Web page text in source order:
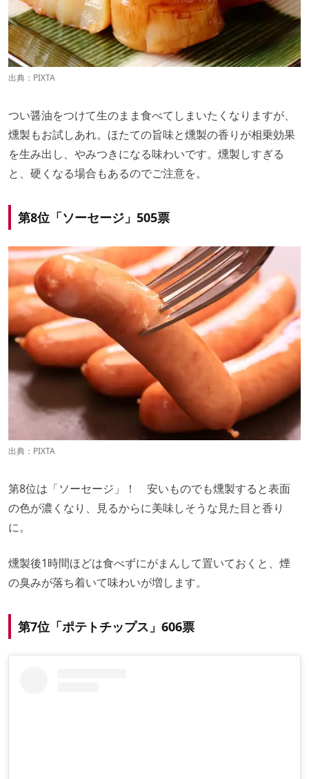
出典：PIXTA
つい醤油をつけて生のまま食べてしまいたくなりますが、
燻製もお試しあれ。ほたての旨味と燻製の香りが相乗効果
を生み出し、やみつきになる味わいです。燻製しすぎる
と、硬くなる場合もあるのでご注意を。
第8位「ソーセージ」505票
出典：PIXTA
第8位は「ソーセージ」！ 安いものでも燻製すると表面
の色が濃くなり、見るからに美味しそうな見た目と香り
に。
燻製後1時間ほどは食べずにがまんして置いておくと、煙
の臭みが落ち着いて味わいが増します。
第7位「ポテトチップス」606票